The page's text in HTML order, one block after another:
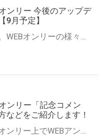
ンリー 今後のアップデ
9月予定】
とらのあなでは、WEBオンリーの様々な支援を実施しています。 今回は2021年9月に実装を予定しているアップデート情報についてご紹介いたします。 とらのあなWEBオンリーサイトはこちら
ンリー「記念コメン
などをご紹介します！
とらのあなWEBオンリー上でWEBアンソロジーが作成できる「記念コメント」について、その使い方や作成手順を解説します！ 支援タイプを「サークル参加型」「サークル参加型・マルシェ(イベント会場)機能付き」でお申し込みいただいている主催者様はぜひご活用ください♪ とらのあなWEBオンリーサイトはこちら